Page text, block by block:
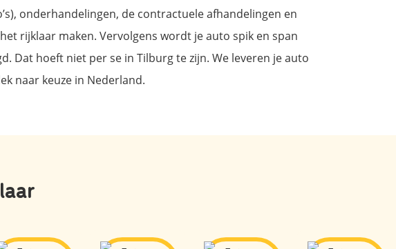
onderhandelingen, de contractuele afhandelingen en
rijklaar maken. Vervolgens wordt je auto spik en span
Dat hoeft niet per se in Tilburg te zijn. We leveren je auto
naar keuze in Nederland.